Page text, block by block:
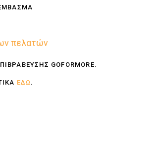
πελατών
GOFORMORE.
ΕΔΩ .